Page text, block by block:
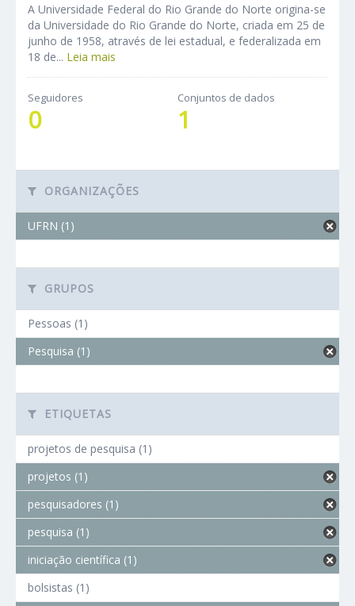
A Universidade Federal do Rio Grande do Norte origina-se
da Universidade do Rio Grande do Norte, criada em 25 de
junho de 1958, através de lei estadual, e federalizada em
18 de... Leia mais
Seguidores
0
Conjuntos de dados
1
ORGANIZAÇÕES
UFRN (1)
GRUPOS
Pessoas (1)
Pesquisa (1)
ETIQUETAS
projetos de pesquisa (1)
projetos (1)
pesquisadores (1)
pesquisa (1)
iniciação científica (1)
bolsistas (1)